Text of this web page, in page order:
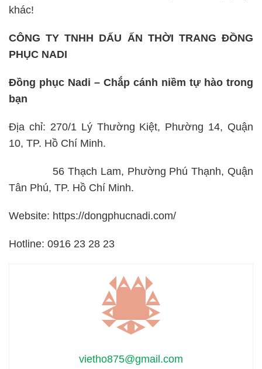
khác!
CÔNG TY TNHH DẤU ẤN THỜI TRANG ĐỒNG
PHỤC NADI
Đồng phục Nadi – Chắp cánh niềm tự hào trong
bạn
Địa chỉ: 270/1 Lý Thường Kiệt, Phường 14, Quận
10, TP. Hồ Chí Minh.
56 Thạch Lam, Phường Phú Thạnh, Quận
Tân Phú, TP. Hồ Chí Minh.
Website: https://dongphucnadi.com/
Hotline: 0916 23 28 23
vietho875@gmail.com